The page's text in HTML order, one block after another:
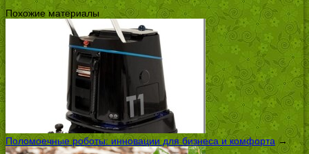
Похожие материалы
Поломоечные роботы: инновации для бизнеса и комфорта →